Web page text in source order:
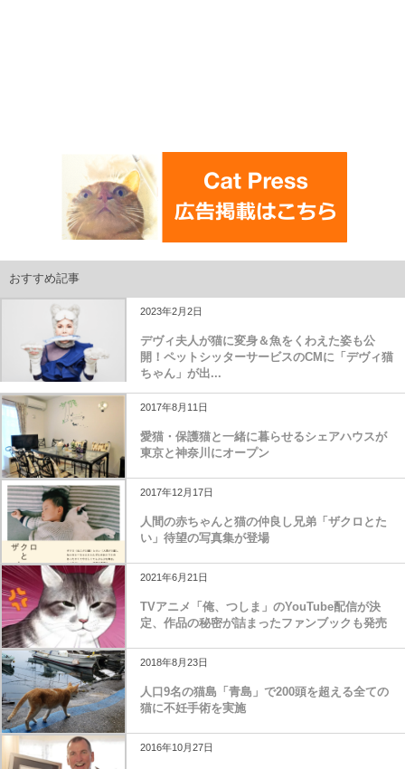
おすすめ記事
2023年2月2日
デヴィ夫人が猫に変身＆魚をくわえた姿も公
開！ペットシッターサービスのCMに「デヴィ猫
ちゃん」が出...
2017年8月11日
愛猫・保護猫と一緒に暮らせるシェアハウスが
東京と神奈川にオープン
2017年12月17日
人間の赤ちゃんと猫の仲良し兄弟「ザクロとた
い」待望の写真集が登場
2021年6月21日
TVアニメ「俺、つしま」のYouTube配信が決
定、作品の秘密が詰まったファンブックも発売
2018年8月23日
人口9名の猫島「青島」で200頭を超える全ての
猫に不妊手術を実施
2016年10月27日